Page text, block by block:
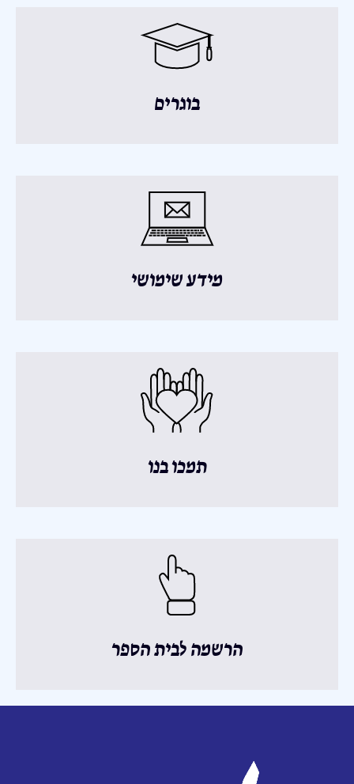
בוגרים
מידע שימושי
תמכו בנו
הרשמה לבית הספר